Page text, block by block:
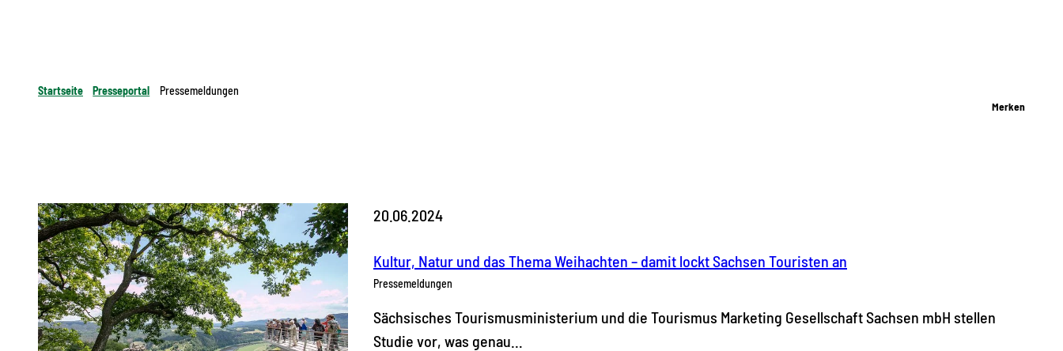
Startseite Presseportal
Pressemeldungen
Merken
20.06.2024
Kultur, Natur und das Thema Weihachten – damit lockt Sachsen Touristen an
Pressemeldungen
Sächsisches Tourismusministerium und die Tourismus Marketing Gesellschaft Sachsen mbH stellen
Studie vor, was genau…